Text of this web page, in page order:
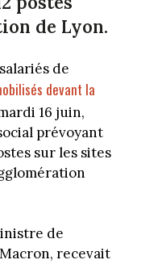
de Lyon.
de
devant la
16 juin,
prévoyant
sur les sites
de
recevait